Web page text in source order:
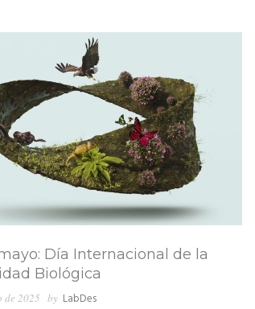
Día Internacional de la
Biológica
de 2025 by LabDes